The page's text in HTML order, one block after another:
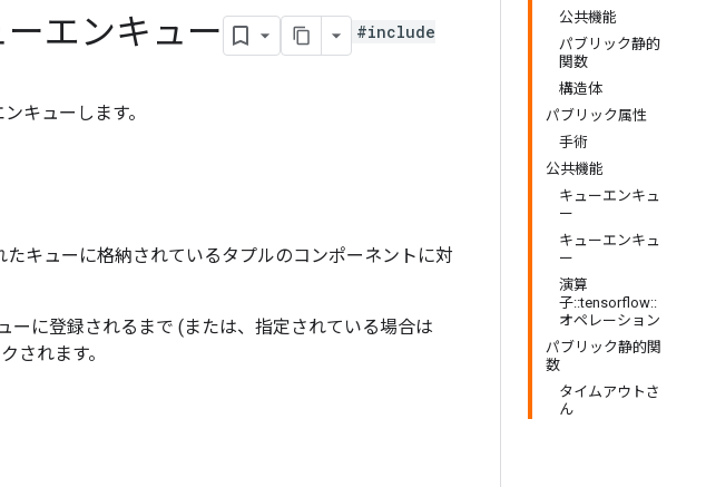
公共機能
パブリック静的
関数
構造体
パブリック属性
手術
公共機能
キューエンキュ
ー
キューエンキュ
ー
演算
子::tensorflow::
オペレーション
パブリック静的関
数
タイムアウトさ
ん
ーエンキュー
#include
キューします。
キューに格納されているタプルのコンポーネントに対
に登録されるまで (または、指定されている場合は
されます。